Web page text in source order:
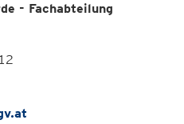
- Fachabteilung